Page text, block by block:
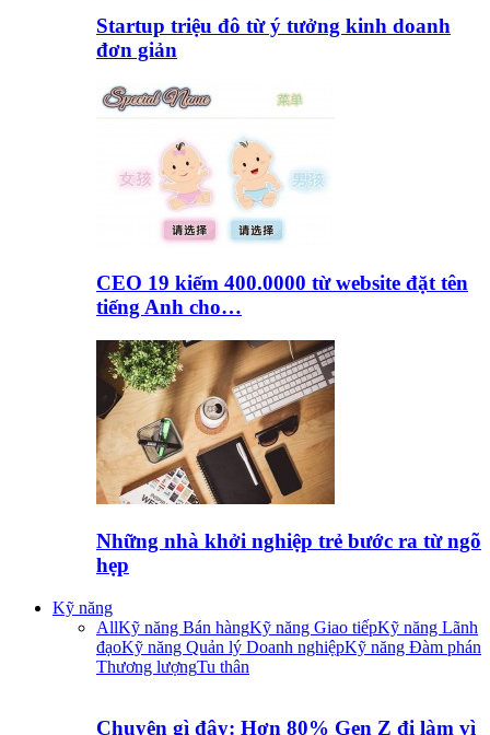
Startup triệu đô từ ý tưởng kinh doanh
đơn giản
CEO 19 kiếm 400.0000 từ website đặt tên
tiếng Anh cho…
Những nhà khởi nghiệp trẻ bước ra từ ngõ
hẹp
Kỹ năng
AllKỹ năng Bán hàngKỹ năng Giao tiếpKỹ năng Lãnh
đạoKỹ năng Quản lý Doanh nghiệpKỹ năng Đàm phán
Thương lượngTu thân
Chuyện gì đây: Hơn 80% Gen Z đi làm vì